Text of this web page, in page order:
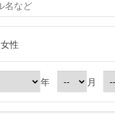
女性
年 月